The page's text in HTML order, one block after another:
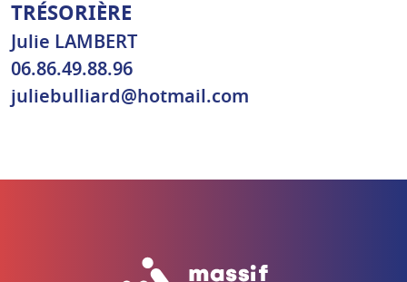
TRÉSORIÈRE
Julie LAMBERT
06.86.49.88.96
juliebulliard@hotmail.com